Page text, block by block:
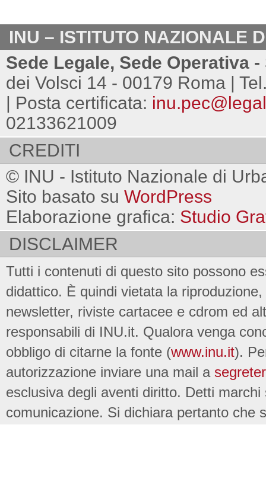
INU – ISTITUTO NAZIONALE
Sede Legale, Sede Operativa
dei Volsci 14 - 00179 Roma |
| Posta certificata:
02133621009
CREDITI
© INU - Istituto Nazionale di
Sito basato su WordPress
Elaborazione grafica: Studio
DISCLAIMER
Tutti i contenuti di questo sito possono
didattico. È quindi vietata la
newsletter, riviste cartacee e cdrom ed
responsabili di INU.it. Qualora venga
obbligo di citarne la fonte (www.inu.it).
autorizzazione inviare una mail a
esclusiva degli aventi diritto. Detti
comunicazione. Si dichiara pertanto che